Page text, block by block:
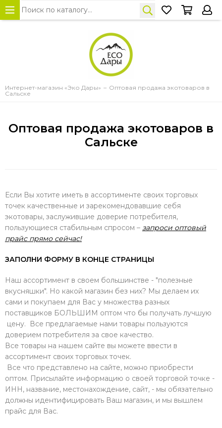
Интернет-магазин «Эко Дары»
Оптовая продажа экотоваров в
Сальске
Оптовая продажа экотоваров в
Сальске
Если Вы хотите иметь в ассортименте своих торговых
точек качественные и зарекомендовавшие себя
экотовары, заслужившие доверие потребителя,
пользующиеся стабильным спросом – запроси оптовый
прайс прямо сейчас!
ЗАПОЛНИ ФОРМУ В КОНЦЕ СТРАНИЦЫ
Наш ассортимент в своем большинстве - "полезные
вкусняшки". Но какой магазин без них? Мы делаем их
сами и покупаем для Вас у множества разных
поставщиков БОЛЬШИМ оптом что бы получать лучшую
цену. Все предлагаемые нами товары пользуются
доверием потребителя за свое качество.
Все товары на нашем сайте вы можете ввести в
ассортимент своих торговых точек.
Все что представлено на сайте, можно приобрести
оптом. Присылайте информацию о своей торговой точке -
ИНН, название, местонахождение, сайт, - мы обязательно
должны идентифицировать Ваш магазин, и мы вышлем
прайс для Вас.